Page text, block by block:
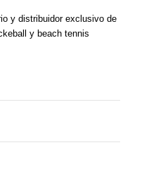
y distribuidor exclusivo de
y beach tennis